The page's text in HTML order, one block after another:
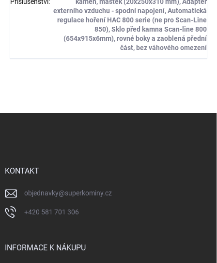
Příslušenství:
kámen, mastek (20x250x310 mm), Adaptér
externího vzduchu - spodní napojení, Automatická
regulace hoření HAC 800 serie (ne pro Scan-Line
850), Sklo před kamna Scan-line 800
(654x915x6mm), rovné boky a zaoblená přední
část, bez váhového omezení
KONTAKT
objednavky@superkominy.cz
+420 581 701 306
INFORMACE K NÁKUPU